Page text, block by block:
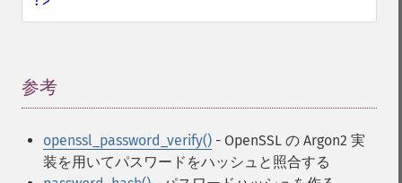
参考
openssl_password_verify() - OpenSSL の Argon2 実
装を用いてパスワードをハッシュと照合する